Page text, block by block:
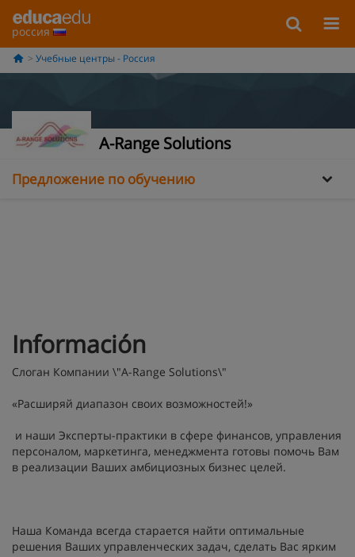
россия
Учебные центры - Россия
A-Range Solutions
Информация
Предложение по обучению
Información
Слоган Компании \"A-Range Solutions\"
«Расширяй диапазон своих возможностей!»
и наши Эксперты-практики в сфере финансов, управления
персоналом, маркетинга, менеджмента готовы помочь Вам
в реализации Ваших амбициозных бизнес целей.
Наша Команда всегда старается найти оптимальные
решения Ваших управленческих задач, сделать Вас ярким